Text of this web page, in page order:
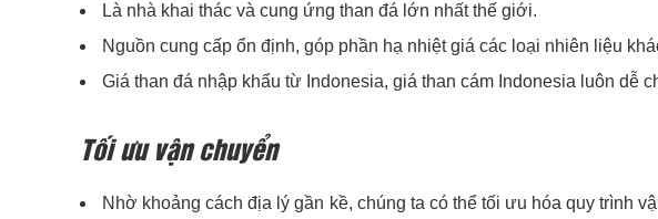
Là nhà khai thác và cung ứng than đá lớn nhất thế giới.
Nguồn cung cấp ổn định, góp phần hạ nhiệt giá các loại nhiên liệu
Giá than đá nhập khẩu từ Indonesia, giá than cám Indonesia luôn dễ
Tối ưu vận chuyển
Nhờ khoảng cách địa lý gần kề, chúng ta có thể tối ưu hóa quy trình